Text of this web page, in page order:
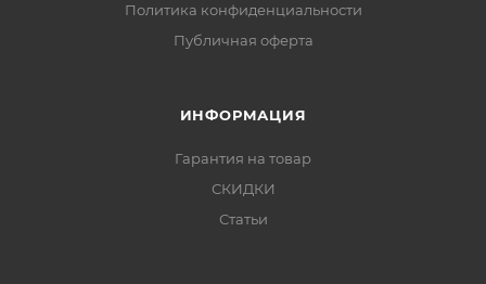
Политика конфиденциальности
Публичная оферта
ИНФОРМАЦИЯ
Гарантия на товар
СКИДКИ
Статьи